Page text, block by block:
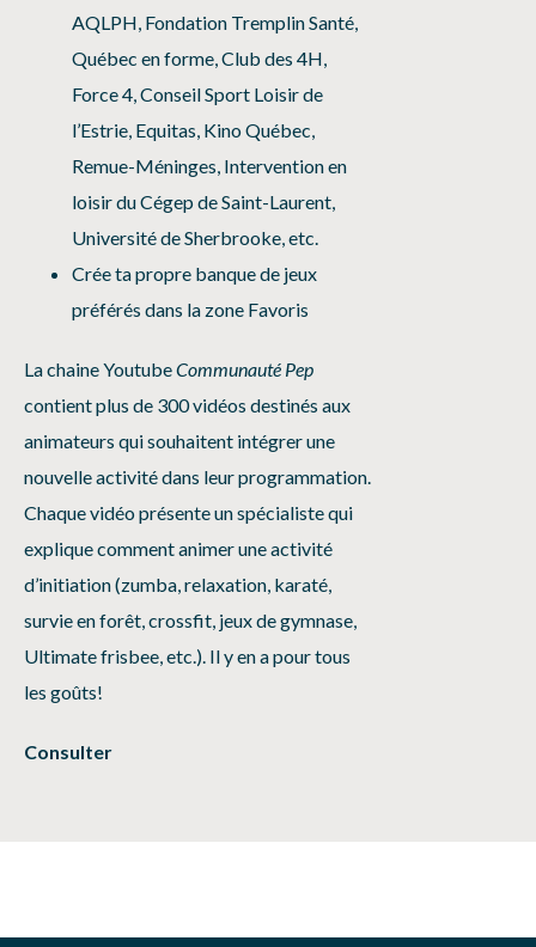
AQLPH, Fondation Tremplin Santé,
Québec en forme, Club des 4H,
Force 4, Conseil Sport Loisir de
l’Estrie, Equitas, Kino Québec,
Remue-Méninges, Intervention en
loisir du Cégep de Saint-Laurent,
Université de Sherbrooke, etc.
Crée ta propre banque de jeux
préférés dans la zone Favoris
La chaine YoutubeCommunauté Pep
contient plus de 300 vidéos destinés aux
animateurs qui souhaitent intégrer une
nouvelle activité dans leur programmation.
Chaque vidéo présente un spécialiste qui
explique comment animer une activité
d’initiation (zumba, relaxation, karaté,
survie en forêt, crossfit, jeux de gymnase,
Ultimate frisbee, etc.). Il y en a pour tous
les goûts!
Consulter